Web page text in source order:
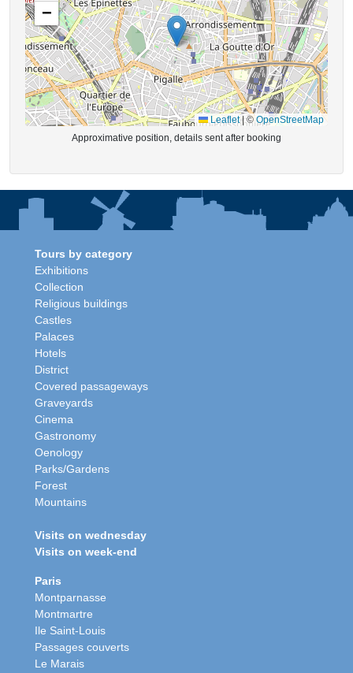
−
Leaflet |©OpenStreetMap
Approximative position, details sent after booking
Tours by category
Exhibitions
Collection
Religious buildings
Castles
Palaces
Hotels
District
Covered passageways
Graveyards
Cinema
Gastronomy
Oenology
Parks/Gardens
Forest
Mountains
Visits on wednesday
Visits on week-end
Paris
Montparnasse
Montmartre
Ile Saint-Louis
Passages couverts
Le Marais